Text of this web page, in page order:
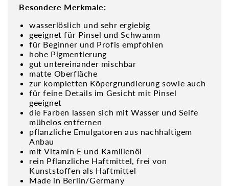
Besondere Merkmale:
wasserlöslich und sehr ergiebig
geeignet für Pinsel und Schwamm
für Beginner und Profis empfohlen
hohe Pigmentierung
gut untereinander mischbar
matte Oberfläche
zur kompletten Köpergrundierung sowie auch
für feine Details im Gesicht mit Pinsel
geeignet
die Farben lassen sich mit Wasser und Seife
mühelos entfernen
pflanzliche Emulgatoren aus nachhaltigem
Anbau
mitVitamin E und Kamillenöl
rein Pflanzliche Haftmittel, frei von
Kunststoffen als Haftmittel
Made in Berlin/Germany